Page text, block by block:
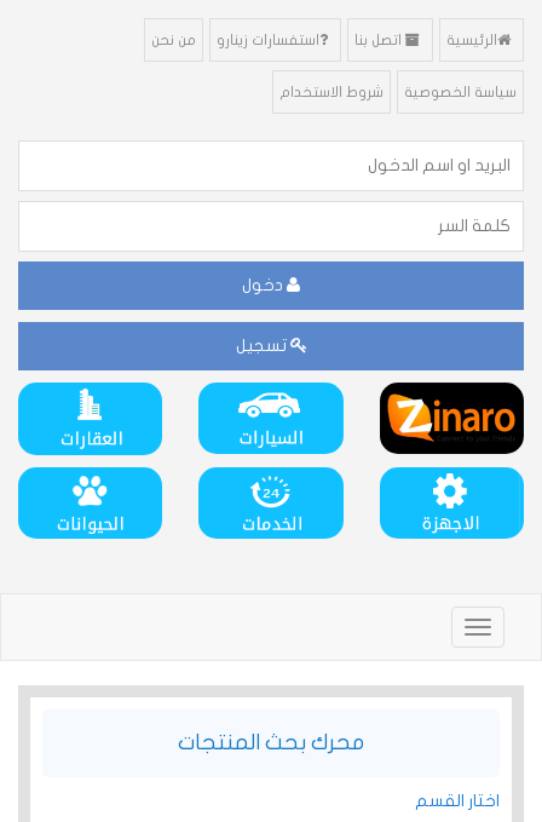
الرئيسية اتصل بنا استفسارات زينارو من نحن
سياسة الخصوصية شروط الاستخدام
دخول
تسجيل
Toggle
navigation
محرك بحث المنتجات
اختار القسم